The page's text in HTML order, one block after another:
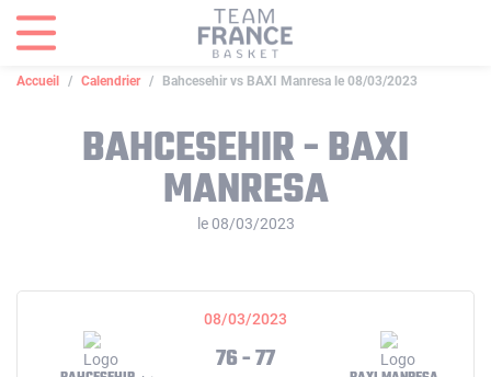
Accueil Calendrier Bahcesehir vs BAXI Manresa le 08/03/2023
BAHCESEHIR - BAXI
MANRESA
le 08/03/2023
08/03/2023
76 - 77
Panneau de gestion des cookies